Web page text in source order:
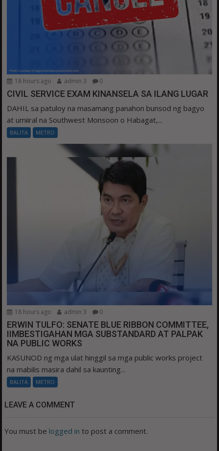
18 hours ago admin 3 0
CIVIL SERVICE EXAM KINANSELA SA ILANG LUGAR
DAHIL sa patuloy na masamang panahon bunsod ng bagyo
at umiiral na Southwest Monsoon o Habagat,...
BALITA METRO
18 hours ago admin 3 0
ERWIN TULFO: SENATE BLUE RIBBON COMMITTEE,
IIMBESTIGAHAN MGA SUBSTANDARD AT PALPAK
NA PUBLIC WORKS
KASUNOD ng mga ulat hinggil sa mga public works project
na mabilis masira dahil sa kaunting...
BALITA METRO
LEAVE A COMMENT
You must be logged in to post a comment.